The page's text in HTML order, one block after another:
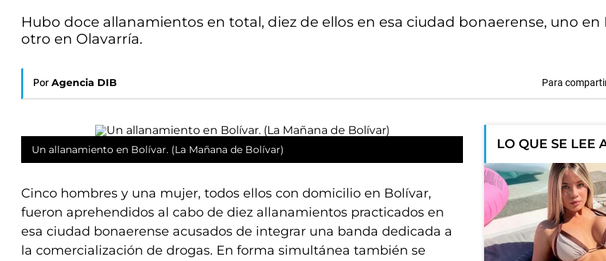
Hubo doce allanamientos en total, diez de ellos en esa ciudad bonaerense, uno en
otro en Olavarría.
Por Agencia DIB Para
Un allanamiento en Bolívar. (La Mañana de Bolívar)
Cinco hombres y una mujer, todos ellos con domicilio en Bolívar,
fueron aprehendidos al cabo de diez allanamientos practicados en
esa ciudad bonaerense acusados de integrar una banda dedicada a
la comercialización de drogas. En forma simultánea también se
LO QUE SE LEE